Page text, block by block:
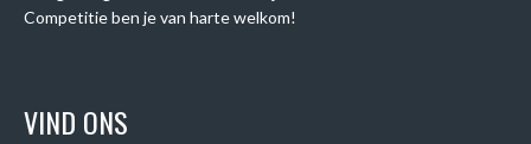
Competitie ben je van harte welkom!
VIND ONS